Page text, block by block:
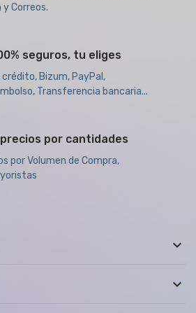
y Correos.
seguros, tu eliges
Bizum, PayPal,
Transferencia bancaria...
precios por cantidades
por Volumen de Compra,

